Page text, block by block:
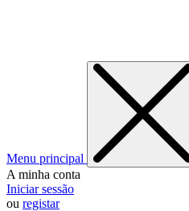
Menu principal
A minha conta
Iniciar sessão
ou registar